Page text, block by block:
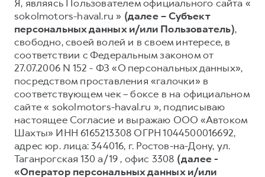
от 3 199 000 ₽ от 3 499 000 ₽
от 2 899 000 ₽
F7X
от 3 599 000 ₽
Тест-драйв
Трейд-ин
КРЕДИТ И СТРАХОВАНИЕ
Кредитный калькулятор
Страхование
Кредит
КОРПОРАТИВНЫМ КЛИЕНТАМ
СЕРВИСНОЕ ОБСЛУЖИВАНИЕ
Нулевое ТО
Программа «Помощь на дороге»
Регламенты технического обслуживания
Электронный ПТС
ПОДДЕРЖКА
GWM Безопасность
Гарантия HAVAL
О дилере
Наша команда
Контакты
Я, являясь Пользователем официального сайта «
sokolmotors-haval.ru » (далее – Субъект
персональных данных и/или Пользователь),
свободно, своей волей и в своем интересе, в
соответствии с Федеральным законом от
27.07.2006 N 152 - ФЗ «О персональных данных»,
посредством проставления «галочки» в
соответствующем чек – боксе в на официальном
сайте « sokolmotors-haval.ru », подписываю
настоящее Согласие и выражаю ООО «Автоком
Шахты» ИНН 6165213308 ОГРН 1044500016692,
адрес юр. лица: 344016, г. Ростов-на-Дону, ул.
Таганрогская 130 а/19 , офис 3308 (далее -
«Оператор персональных данных и/или